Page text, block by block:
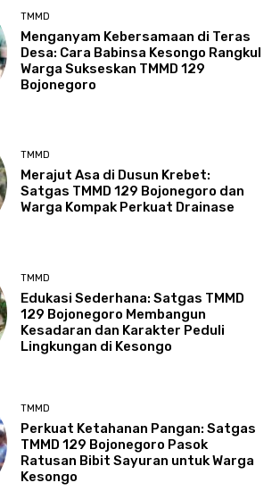
TMMD
Menganyam Kebersamaan di Teras
Desa: Cara Babinsa Kesongo Rangkul
Warga Sukseskan TMMD 129
Bojonegoro
TMMD
Merajut Asa di Dusun Krebet:
Satgas TMMD 129 Bojonegoro dan
Warga Kompak Perkuat Drainase
TMMD
Edukasi Sederhana: Satgas TMMD
129 Bojonegoro Membangun
Kesadaran dan Karakter Peduli
Lingkungan di Kesongo
TMMD
Perkuat Ketahanan Pangan: Satgas
TMMD 129 Bojonegoro Pasok
Ratusan Bibit Sayuran untuk Warga
Kesongo